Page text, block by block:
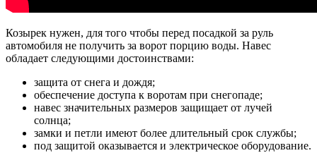
Козырек нужен, для того чтобы перед посадкой за руль
автомобиля не получить за ворот порцию воды. Навес
обладает следующими достоинствами:
защита от снега и дождя;
обеспечение доступа к воротам при снегопаде;
навес значительных размеров защищает от лучей
солнца;
замки и петли имеют более длительный срок службы;
под защитой оказывается и электрическое оборудование.